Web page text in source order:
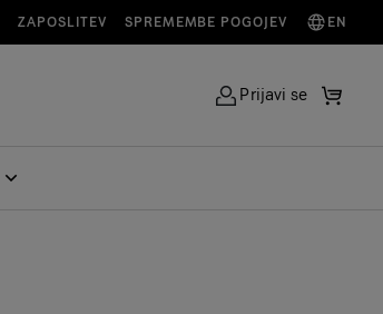
ZAPOSLITEV SPREMEMBE POGOJEV EN
Prijavi se